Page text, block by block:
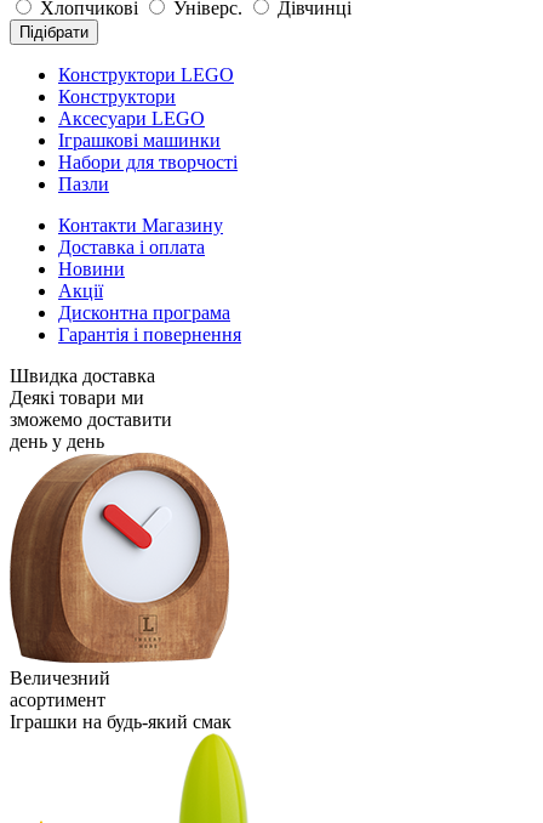
Хлопчикові Універс. Дівчинці
Підібрати
Конструктори LEGO
Конструктори
Аксесуари LEGO
Іграшкові машинки
Набори для творчості
Пазли
Контакти Магазину
Доставка і оплата
Новини
Акції
Дисконтна програма
Гарантія і повернення
Швидка доставка
Деякі товари ми
зможемо доставити
день у день
Величезний
асортимент
Іграшки на будь-який смак